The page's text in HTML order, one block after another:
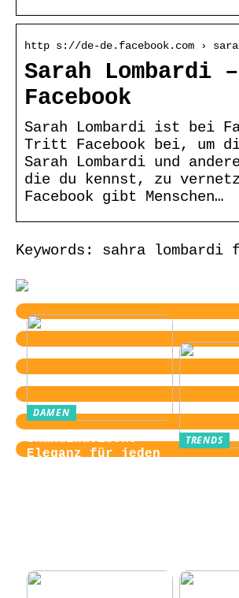
http s://de-de.facebook.com ›
Sarah Lombardi –
Facebook
Sarah Lombardi ist bei
Tritt Facebook bei, um
Sarah Lombardi und
die du kennst, zu
Facebook gibt Menschen…
Keywords: sahra lombardi
DAMEN
Skandinavische
Eleganz für jeden
TRENDS